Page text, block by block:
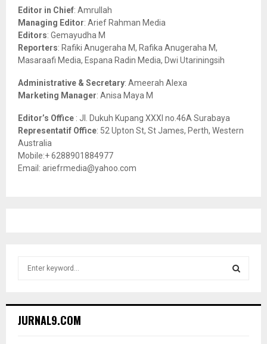
o
r
:
Editor in Chief: Amrullah
Managing Editor: Arief Rahman Media
Editors: Gemayudha M
Reporters: Rafiki Anugeraha M, Rafika Anugeraha M,
Masaraafi Media, Espana Radin Media, Dwi Utariningsih
Administrative & Secretary: Ameerah Alexa
Marketing Manager: Anisa Maya M
Editor’s Office : Jl. Dukuh Kupang XXXI no.46A Surabaya
Representatif Office: 52 Upton St, St James, Perth, Western
Australia
Mobile:+ 6288901884977
Email: ariefrmedia@yahoo.com
h
JURNAL9.COM